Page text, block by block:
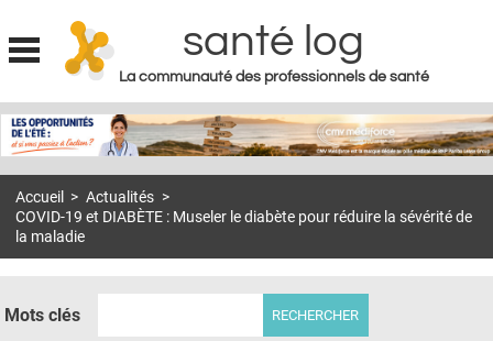
Jump to navigation
santé log
La communauté des professionnels de santé
MON COMPTE
S'ABONNER À LA REVUE SOIN À DOMICILE
Accueil > Actualités >
COVID-19 et DIABÈTE : Museler le diabète pour réduire la sévérité de
la maladie
Mots clés